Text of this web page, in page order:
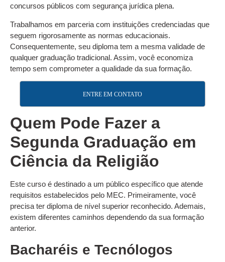
concursos públicos com segurança jurídica plena.
Trabalhamos em parceria com instituições credenciadas que
seguem rigorosamente as normas educacionais.
Consequentemente, seu diploma tem a mesma validade de
qualquer graduação tradicional. Assim, você economiza
tempo sem comprometer a qualidade da sua formação.
ENTRE EM CONTATO
Quem Pode Fazer a
Segunda Graduação em
Ciência da Religião
Este curso é destinado a um público específico que atende
requisitos estabelecidos pelo MEC. Primeiramente, você
precisa ter diploma de nível superior reconhecido. Ademais,
existem diferentes caminhos dependendo da sua formação
anterior.
Bacharéis e Tecnólogos